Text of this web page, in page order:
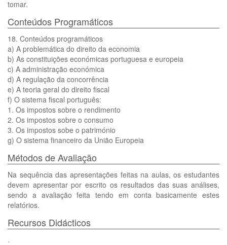
tomar.
Conteúdos Programáticos
18. Conteúdos programáticos
a) A problemática do direito da economia
b) As constituições económicas portuguesa e europeia
c) A administração económica
d) A regulação da concorrência
e) A teoria geral do direito fiscal
f) O sistema fiscal português:
1. Os impostos sobre o rendimento
2. Os impostos sobre o consumo
3. Os impostos sobe o património
g) O sistema financeiro da União Europeia
Métodos de Avaliação
Na sequência das apresentações feitas na aulas, os estudantes
devem apresentar por escrito os resultados das suas análises,
sendo a avaliação feita tendo em conta basicamente estes
relatórios.
Recursos Didácticos
.